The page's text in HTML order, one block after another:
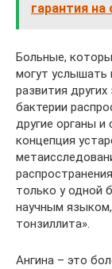
гарантия на
Больные,
могут услышать
развития
бактерии
другие органы и
концепция
только у одной
научным
тонзиллита».
Ангина – это